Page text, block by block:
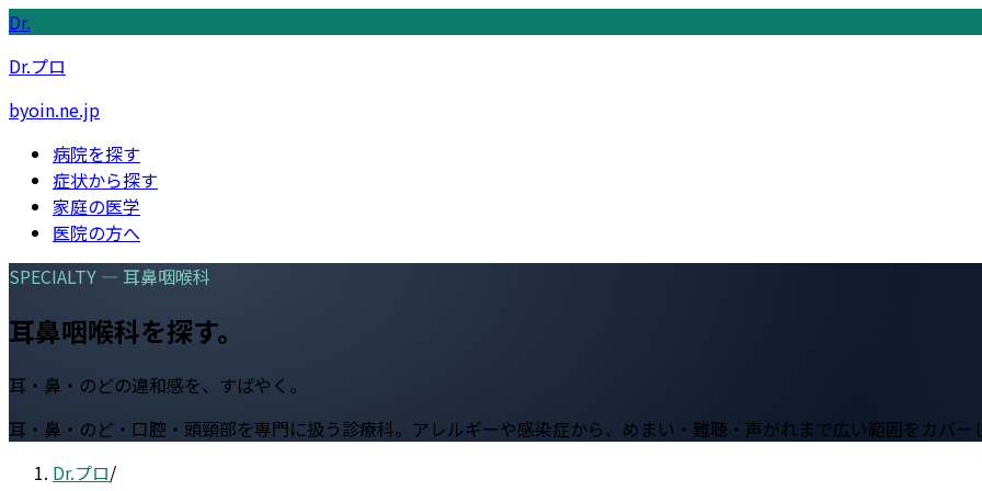
Dr.
Dr.プロ
byoin.ne.jp
病院を探す
症状から探す
家庭の医学
医院の方へ
SPECIALTY — 耳鼻咽喉科
耳鼻咽喉科を探す。
耳・鼻・のどの違和感を、すばやく。
耳・鼻・のど・口腔・頭頸部を専門に扱う診療科。アレルギーや感染症から、めまい・難聴・声がれまで広い範囲をカバー
Dr.プロ/